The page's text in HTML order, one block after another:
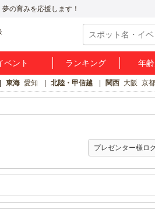
の育みを応援します！
ベント ランキング 年
東海 愛知 北陸・甲信越 関西 大阪 京都
プレゼンター様ロ